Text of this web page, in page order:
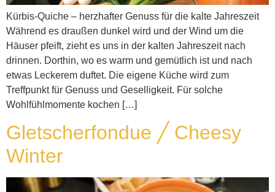
Kürbis-Quiche – herzhafter Genuss für die kalte Jahreszeit
Während es draußen dunkel wird und der Wind um die
Häuser pfeift, zieht es uns in der kalten Jahreszeit nach
drinnen. Dorthin, wo es warm und gemütlich ist und nach
etwas Leckerem duftet. Die eigene Küche wird zum
Treffpunkt für Genuss und Geselligkeit. Für solche
Wohlfühlmomente kochen […]
Gletscherfondue ╱ Cheesy
Winter